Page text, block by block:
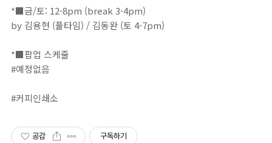
*■금/토: 12-8pm (break 3-4pm)⁣⁣⁣⁣⁣⁣⁣⁣⁣⁣⁣⁣⁣⁣⁣⁣⁣⁣⁣⁣⁣⁣⁣⁣⁣⁣⁣⁣⁣⁣⁣⁣⁣⁣⁣⁣⁣⁣⁣⁣⁣⁣⁣⁣⁣⁣⁣⁣⁣⁣⁣⁣⁣⁣⁣⁣⁣⁣⁣⁣⁣⁣⁣⁣⁣⁣⁣⁣⁣⁣⁣⁣⁣⁣⁣⁣⁣⁣⁣⁣⁣⁣⁣⁣⁣⁣⁣⁣⁣⁣⁣⁣⁣⁣⁣⁣⁣⁣⁣⁣⁣⁣⁣⁣⁣⁣⁣⁣⁣⁣⁣⁣⁣⁣⁣⁣⁣⁣⁣⁣⁣⁣⁣⁣⁣⁣⁣⁣⁣⁣⁣⁣⁣⁣⁣⁣⁣⁣⁣⁣⁣⁣⁣⁣⁣⁣⁣⁣⁣⁣⁣⁣⁣⁣⁣⁣⁣⁣⁣⁣⁣⁣⁣⁣⁣⁣⁣⁣⁣⁣⁣⁣⁣⁣⁣⁣⁣⁣⁣⁣⁣⁣⁣⁣⁣⁣⁣⁣⁣⁣⁣⁣⁣⁣⁣⁣⁣⁣⁣⁣⁣⁣⁣⁣⁣⁣⁣⁣⁣⁣⁣⁣⁣⁣⁣⁣⁣⁣⁣⁣⁣⁣⁣⁣⁣⁣⁣⁣⁣⁣⁣⁣⁣⁣⁣⁣⁣
by 김용현 (풀타임) / 김동완 (토 4-7pm)⁣⁣⁣⁣⁣⁣⁣⁣⁣⁣⁣⁣⁣⁣⁣⁣⁣⁣⁣⁣⁣⁣⁣⁣⁣⁣⁣⁣⁣⁣⁣⁣⁣⁣⁣⁣⁣⁣⁣⁣⁣⁣⁣⁣⁣⁣⁣⁣⁣⁣⁣⁣⁣⁣⁣⁣⁣⁣⁣⁣⁣⁣⁣⁣⁣⁣⁣⁣⁣⁣⁣⁣⁣⁣⁣⁣⁣⁣⁣⁣⁣⁣⁣⁣⁣⁣⁣⁣⁣⁣⁣⁣⁣⁣⁣⁣⁣⁣⁣⁣⁣⁣⁣⁣⁣⁣⁣⁣⁣⁣⁣⁣⁣⁣⁣⁣⁣⁣⁣⁣⁣⁣⁣⁣⁣⁣⁣⁣⁣⁣⁣⁣⁣⁣⁣⁣⁣⁣⁣⁣⁣⁣⁣⁣⁣⁣⁣⁣⁣⁣⁣⁣⁣⁣⁣⁣⁣⁣⁣⁣⁣⁣⁣⁣⁣
*■팝업 스케줄⁣⁣⁣⁣⁣⁣⁣⁣⁣⁣⁣⁣⁣⁣⁣⁣⁣⁣⁣⁣⁣⁣⁣⁣⁣⁣⁣⁣⁣⁣⁣⁣⁣⁣⁣⁣⁣⁣⁣⁣⁣⁣⁣⁣⁣⁣⁣⁣⁣⁣⁣⁣⁣⁣⁣⁣⁣⁣⁣⁣⁣⁣⁣⁣⁣⁣⁣⁣⁣⁣⁣⁣⁣⁣⁣⁣⁣⁣⁣⁣⁣⁣⁣⁣⁣⁣⁣⁣⁣⁣⁣⁣⁣⁣⁣⁣⁣⁣⁣⁣⁣⁣⁣⁣⁣⁣⁣⁣⁣⁣⁣⁣⁣⁣⁣⁣⁣⁣⁣⁣⁣⁣⁣⁣⁣⁣⁣⁣⁣⁣⁣⁣⁣⁣⁣⁣⁣⁣⁣⁣⁣⁣⁣⁣⁣⁣⁣⁣⁣⁣⁣⁣⁣⁣⁣⁣⁣⁣⁣⁣⁣⁣⁣⁣⁣⁣⁣⁣⁣⁣⁣⁣⁣⁣⁣⁣⁣⁣⁣⁣⁣⁣⁣⁣⁣⁣⁣⁣⁣⁣⁣⁣⁣⁣⁣⁣⁣⁣⁣⁣⁣⁣⁣⁣⁣⁣⁣⁣⁣⁣⁣⁣⁣⁣⁣⁣⁣⁣⁣⁣⁣⁣⁣⁣⁣⁣⁣⁣⁣⁣⁣⁣⁣⁣⁣⁣⁣⁣⁣⁣⁣⁣⁣⁣⁣⁣⁣⁣⁣⁣⁣⁣⁣⠀⁣⁣⁣⁣⁣⁣
#예정없음⁣
#커피인쇄소⁣
공감 구독하기